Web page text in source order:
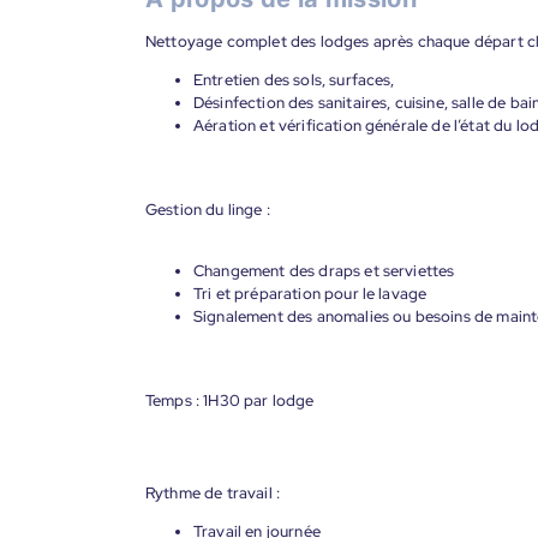
Nettoyage complet des lodges après chaque départ
Entretien des sols, surfaces,
Désinfection des sanitaires, cuisine, salle de
Aération et vérification générale de l’état du
Gestion du linge :
Changement des draps et serviettes
Tri et préparation pour le lavage
Signalement des anomalies ou besoins de
Temps : 1H30 par lodge
Rythme de travail :
Travail en journée